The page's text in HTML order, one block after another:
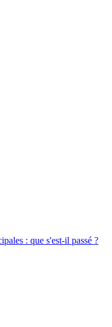
: que s'est-il passé ?